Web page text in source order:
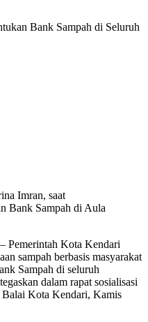
Bank Sampah di Seluruh
Imran, saat
Bank Sampah di Aula
Kota Kendari
sampah berbasis masyarakat
Sampah di seluruh
dalam rapat sosialisasi
Balai Kota Kendari, Kamis